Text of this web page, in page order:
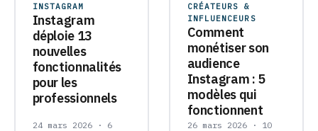
INSTAGRAM
Instagram
déploie 13
nouvelles
fonctionnalités
pour les
professionnels
24 mars 2026 · 6
CRÉATEURS &
INFLUENCEURS
Comment
monétiser son
audience
Instagram : 5
modèles qui
fonctionnent
26 mars 2026 · 10